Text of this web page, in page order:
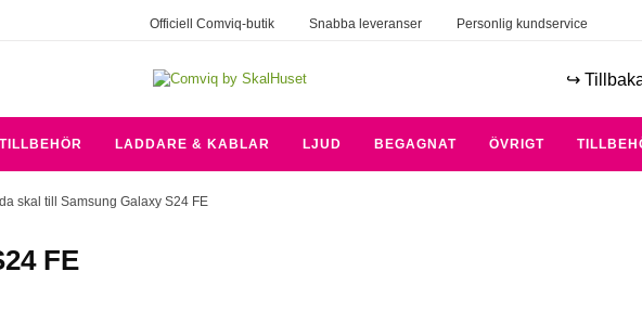
Officiell Comviq-butik Snabba leveranser Personlig kundservice
↪️
LADDARE & KABLAR LJUD BEGAGNAT ÖVRIGT
skal till Samsung Galaxy S24 FE
FE